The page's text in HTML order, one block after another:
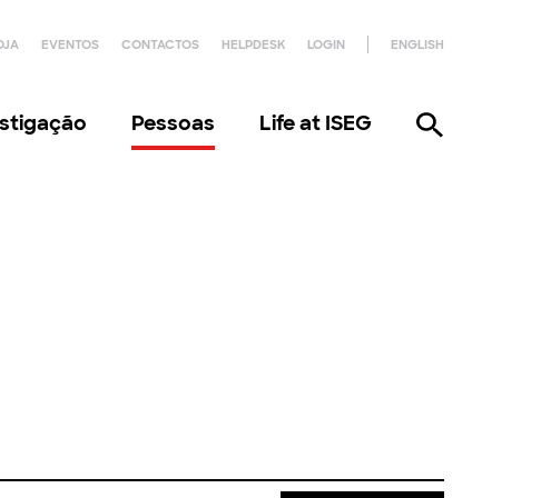
EVENTOS CONTACTOS HELPDESK LOGIN ENGLISH
Pessoas Life at ISEG